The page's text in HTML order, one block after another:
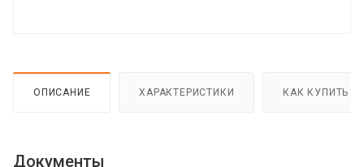
ОПИСАНИЕ ХАРАКТЕРИСТИКИ КАК КУПИТЬ
Документы